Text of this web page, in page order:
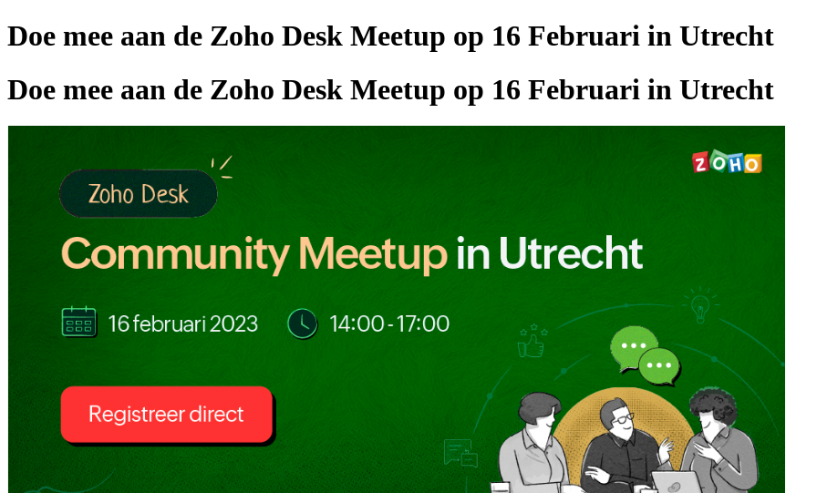
Doe mee aan de Zoho Desk Meetup op 16 Februari in Utrecht
Doe mee aan de Zoho Desk Meetup op 16 Februari in Utrecht